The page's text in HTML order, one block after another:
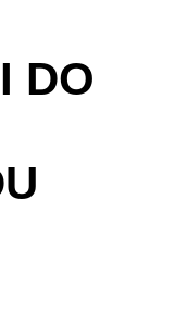
DO